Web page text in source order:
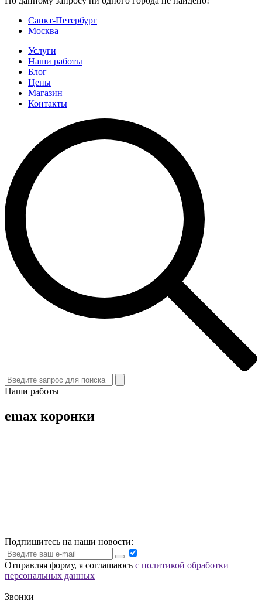
Санкт-Петербург
Москва
Услуги
Наши работы
Блог
Цены
Магазин
Контакты
Наши работы
emax коронки
Подпишитесь на наши новости:
Отправляя форму, я соглашаюсь с политикой обработки
персональных данных
Звонки